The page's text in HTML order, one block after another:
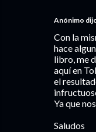
Anónimo
Con la
hace
libro, me
aquí en
el
Ya que
Saludos